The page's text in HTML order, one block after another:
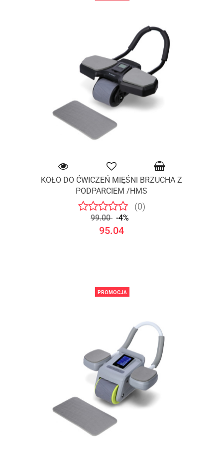
KOŁO DO ĆWICZEŃ MIĘŚNI BRZUCHA Z
PODPARCIEM /HMS
(0)
99.00 -4%
95.04
PROMOCJA